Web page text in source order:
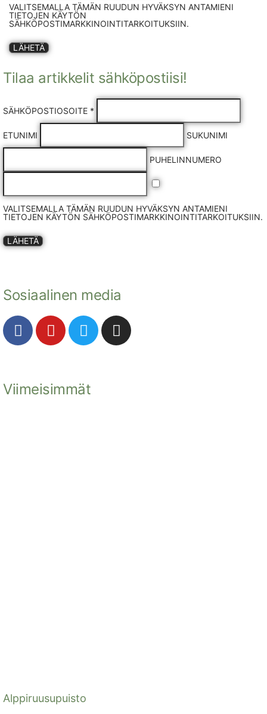
VALITSEMALLA TÄMÄN RUUDUN HYVÄKSYN ANTAMIENI
TIETOJEN KÄYTÖN
SÄHKÖPOSTIMARKKINOINTITARKOITUKSIIN.
LÄHETÄ
Tilaa artikkelit sähköpostiisi!
SÄHKÖPOSTIOSOITE *
ETUNIMI SUKUNIMI
PUHELINNUMERO
VALITSEMALLA TÄMÄN RUUDUN HYVÄKSYN ANTAMIENI
TIETOJEN KÄYTÖN SÄHKÖPOSTIMARKKINOINTITARKOITUKSIIN.
LÄHETÄ
Sosiaalinen media
Viimeisimmät
Alppiruusupuisto